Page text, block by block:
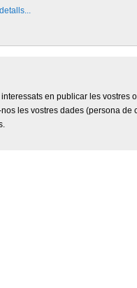
en publicar les vostres
les vostres dades (persona de